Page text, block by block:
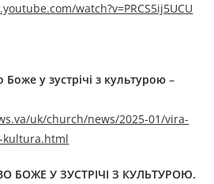
watch?v=PRCS5ij5UCU
Боже у зустрічі з культурою–
uk/church/news/2025-01/vira-
kultura.html
БОЖЕ У ЗУСТРІЧІ З КУЛЬТУРОЮ.